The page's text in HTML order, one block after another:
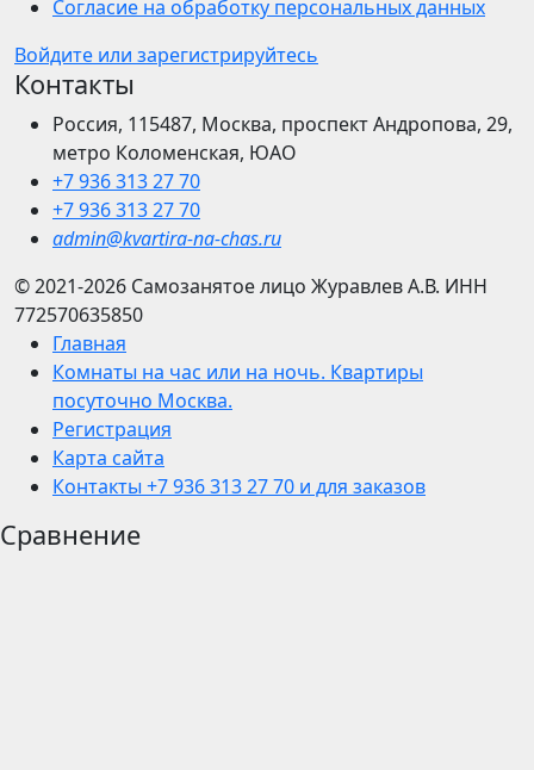
Согласие на обработку персональных данных
Войдите или зарегистрируйтесь
Контакты
Россия, 115487, Москва, проспект Андропова, 29,
метро Коломенская, ЮАО
+7 936 313 27 70
+7 936 313 27 70
admin@kvartira-na-chas.ru
© 2021-2026 Самозанятое лицо Журавлев А.В. ИНН
772570635850
Главная
Комнаты на час или на ночь. Квартиры
посуточно Москва.
Регистрация
Карта сайта
Контакты +7 936 313 27 70 и для заказов
Сравнение